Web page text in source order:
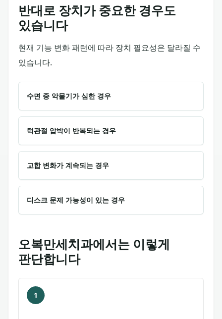
반대로 장치가 중요한 경우도
있습니다
현재 기능 변화 패턴에 따라 장치 필요성은 달라질 수
있습니다.
수면 중 악물기가 심한 경우
턱관절 압박이 반복되는 경우
교합 변화가 계속되는 경우
디스크 문제 가능성이 있는 경우
오복만세치과에서는 이렇게
판단합니다
1